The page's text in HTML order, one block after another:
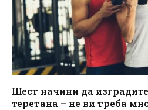
Шест начини да
теретана – не ви треба